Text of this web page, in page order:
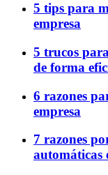
5 tips para
empresa
5 trucos
de forma
6 razones
empresa
7 razones
automáticas